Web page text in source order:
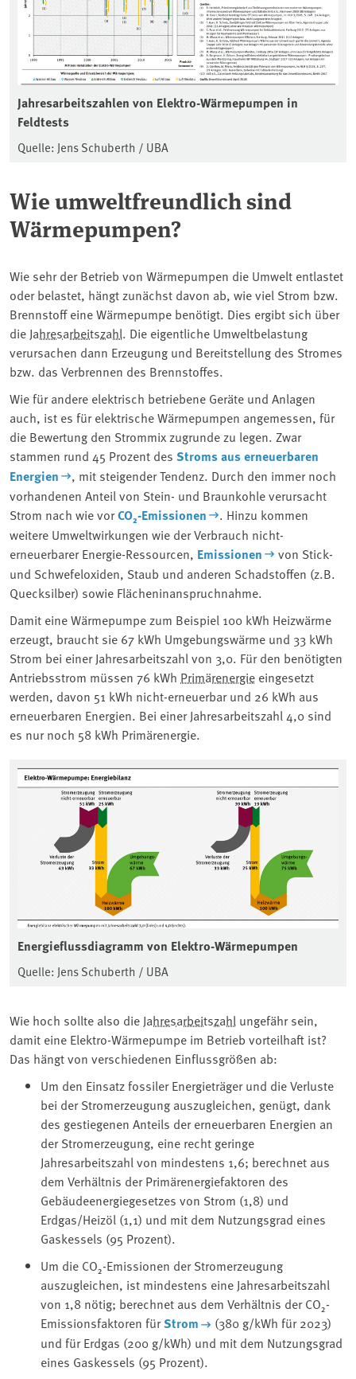
Jahresarbeitszahlen von Elektro-Wärmepumpen in
Feldtests
Quelle: Jens Schuberth / UBA
Wie umweltfreundlich sind
Wärmepumpen?
Wie sehr der Betrieb von Wärmepumpen die Umwelt entlastet
oder belastet, hängt zunächst davon ab, wie viel Strom bzw.
Brennstoff eine Wärmepumpe benötigt. Dies ergibt sich über
die Jahresarbeitszahl. Die eigentliche Umweltbelastung
verursachen dann Erzeugung und Bereitstellung des Stromes
bzw. das Verbrennen des Brennstoffes.
Wie für andere elektrisch betriebene Geräte und Anlagen
auch, ist es für elektrische Wärmepumpen angemessen, für
die Bewertung den Strommix zugrunde zu legen. Zwar
stammen rund 45 Prozent des Stroms aus erneuerbaren
Energien
, mit steigender Tendenz. Durch den immer noch
vorhandenen Anteil von Stein- und Braunkohle verursacht
Strom nach wie vorCO₂-Emissionen
. Hinzu kommen
weitere Umweltwirkungen wie der Verbrauch nicht-
erneuerbarer Energie-Ressourcen, Emissionen
von Stick-
und Schwefeloxiden, Staub und anderen Schadstoffen (z.B.
Quecksilber) sowie Flächeninanspruchnahme.
Damit eine Wärmepumpe zum Beispiel 100 kWh Heizwärme
erzeugt, braucht sie 67 kWh Umgebungswärme und 33 kWh
Strom bei einer Jahresarbeitszahl von 3,0. Für den benötigten
Antriebsstrom müssen 76 kWh Primärenergie eingesetzt
werden, davon 51 kWh nicht-erneuerbar und 26 kWh aus
erneuerbaren Energien. Bei einer Jahresarbeitszahl 4,0 sind
es nur noch 58 kWh Primärenergie.
Energieflussdiagramm von Elektro-Wärmepumpen
Quelle: Jens Schuberth / UBA
Wie hoch sollte also die Jahresarbeitszahl ungefähr sein,
damit eine Elektro-Wärmepumpe im Betrieb vorteilhaft ist?
Das hängt von verschiedenen Einflussgrößen ab:
Um den Einsatz fossiler Energieträger und die Verluste
bei der Stromerzeugung auszugleichen, genügt, dank
des gestiegenen Anteils der erneuerbaren Energien an
der Stromerzeugung, eine recht geringe
Jahresarbeitszahl von mindestens 1,6; berechnet aus
dem Verhältnis der Primärenergiefaktoren des
Gebäudeenergiegesetzes von Strom (1,8) und
Erdgas/Heizöl (1,1) und mit dem Nutzungsgrad eines
Gaskessels (95 Prozent).
Um die CO₂-Emissionen der Stromerzeugung
auszugleichen, ist mindestens eine Jahresarbeitszahl
von 1,8 nötig; berechnet aus dem Verhältnis der CO₂-
Emissionsfaktoren fürStrom
(380 g/kWh für 2023)
und für Erdgas (200 g/kWh) und mit dem Nutzungsgrad
eines Gaskessels (95 Prozent).